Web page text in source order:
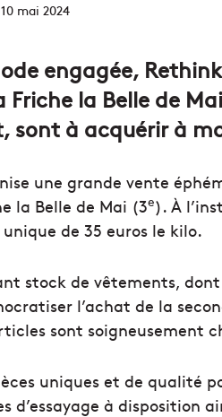
10 mai 2024
engagée,
la Belle de
sont à acquérir à
une grande vente
la Belle de Mai (3e). À
de 35 euros le kilo.
stock de vêtements,
l’achat de la
sont soigneusement
uniques et de qualité
d’essayage à disposition